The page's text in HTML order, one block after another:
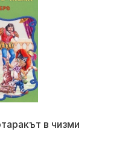
в чизми